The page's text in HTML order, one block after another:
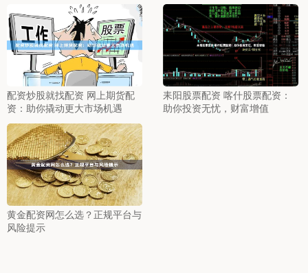
配资炒股就找配资 网上期货配
资：助你撬动更大市场机遇
耒阳股票配资 喀什股票配资：
助你投资无忧，财富增值
黄金配资网怎么选？正规平台与
风险提示